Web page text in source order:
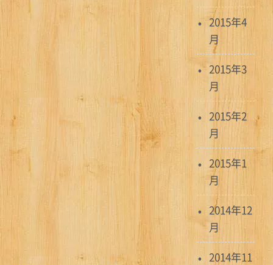
2015年4
月
2015年3
月
2015年2
月
2015年1
月
2014年12
月
2014年11